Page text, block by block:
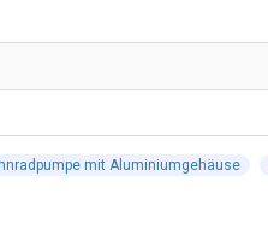
mit Aluminiumgehäuse